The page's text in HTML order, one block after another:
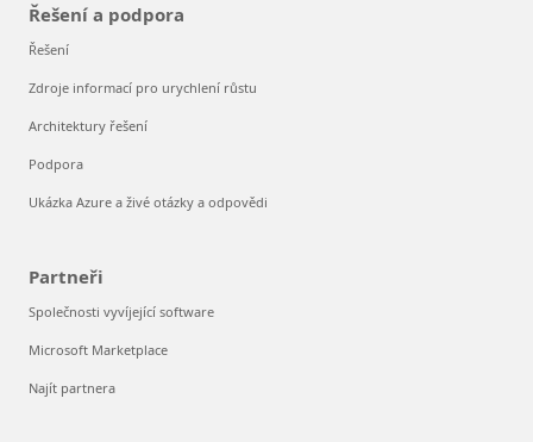
Řešení a podpora
Řešení
Zdroje informací pro urychlení růstu
Architektury řešení
Podpora
Ukázka Azure a živé otázky a odpovědi
Partneři
Společnosti vyvíjející software
Microsoft Marketplace
Najít partnera